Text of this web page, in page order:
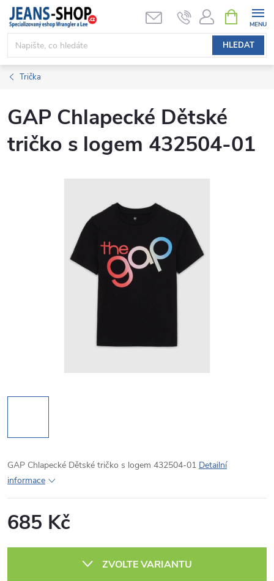
Přejít
obsah
HLEDAT
NÁKUPNÍ
KOŠÍK
Trička
GAP Chlapecké Dětské
tričko s logem 432504-01
GAP Chlapecké Dětské tričko s logem 432504-01 Detailní
informace
685 Kč
ZVOLTE VARIANTU